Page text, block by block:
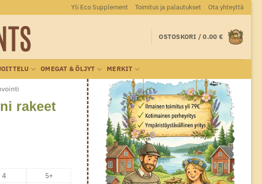
Yli Eco Supplement Toimitus ja palautukset Ota yhteyttä
OSTOSKORI /0.00 €
OMEGAT & ÖLJYT MERKIT
rakeet
4
5+